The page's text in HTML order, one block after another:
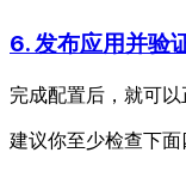
6. 发布应用并验
完成配置后，就可以
建议你至少检查下面